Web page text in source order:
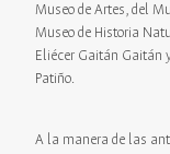
Museo de Artes, del
Museo de Historia
Eliécer Gaitán Gaitán
Patiño.
A la manera de las